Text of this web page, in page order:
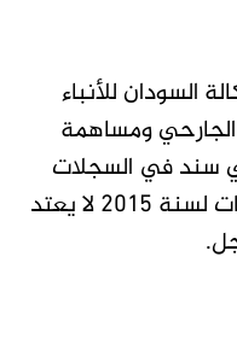
السودان للأنباء
ومساهمة
سند في السجلات
الرسمية، مؤكدًا أن قانون الشركات لسنة 2015 لا يعتد